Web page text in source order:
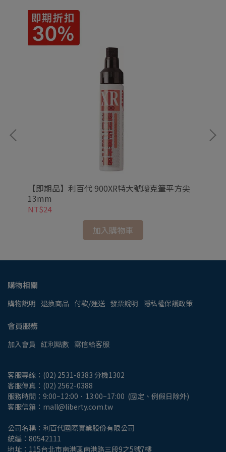
【即期品】利百代 900XR特大號嘜克筆平方尖
13mm
NT$24
加入購物車
購物相關
購物說明 退換商品 付款/運送 發票說明 隱私權保護政策
會員服務
加入會員 紅利點數 寫信給客服
客服專線：(02) 2531-8383 分機1302
客服傳真：(02) 2562-0388
服務時間：9:00~12:00．13:00~17:00  (國定、例假日除外)
客服信箱：mall@liberty.com.tw
公司名稱：利百代國際實業股份有限公司
統編：80542111
地址：115台北市南港區南港路三段9之5號7樓